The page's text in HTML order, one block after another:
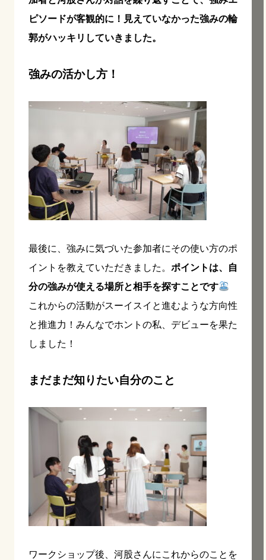
ピソードが客観的に！見えていなかった強みの輪
郭がハッキリしていきました。
強みの活かし方！
最後に、強みに気づいた参加者にその使い方のポ
イントを教えていただきました。 ポイントは、自
分の強みが使える場所と相手を探すことです
これからの活動がスーイスイと進むような方向性
と推進力！みんなでホントの私、デビューを果た
しました！
まだまだ知りたい自分のこと
ワークショップ後、河股さんにこれからのことを